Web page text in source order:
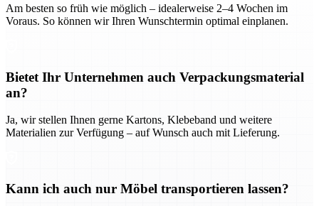
Am besten so früh wie möglich – idealerweise 2–4 Wochen im
Voraus. So können wir Ihren Wunschtermin optimal einplanen.
Bietet Ihr Unternehmen auch Verpackungsmaterial
an?
Ja, wir stellen Ihnen gerne Kartons, Klebeband und weitere
Materialien zur Verfügung – auf Wunsch auch mit Lieferung.
Kann ich auch nur Möbel transportieren lassen?